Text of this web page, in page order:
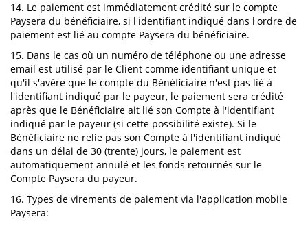
14. Le paiement est immédiatement crédité sur le compte
Paysera du bénéficiaire, si l'identifiant indiqué dans l'ordre de
paiement est lié au compte Paysera du bénéficiaire.
15. Dans le cas où un numéro de téléphone ou une adresse
email est utilisé par le Client comme identifiant unique et
qu'il s'avère que le compte du Bénéficiaire n'est pas lié à
l'identifiant indiqué par le payeur, le paiement sera crédité
après que le Bénéficiaire ait lié son Compte à l'identifiant
indiqué par le payeur (si cette possibilité existe). Si le
Bénéficiaire ne relie pas son Compte à l'identifiant indiqué
dans un délai de 30 (trente) jours, le paiement est
automatiquement annulé et les fonds retournés sur le
Compte Paysera du payeur.
16. Types de virements de paiement via l'application mobile
Paysera: